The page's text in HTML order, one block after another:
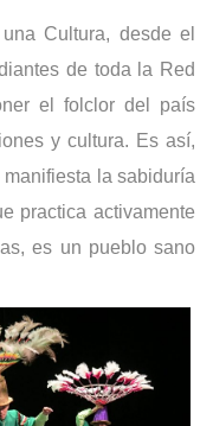
Cultura, desde el
de toda la Red
el folclor del país
y cultura. Es así,
la sabiduría
practica activamente
es un pueblo sano